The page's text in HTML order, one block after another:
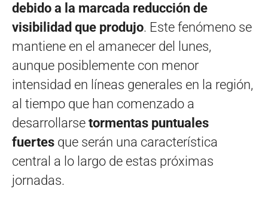
debido a la marcada reducción de
visibilidad que produjo. Este fenómeno se
mantiene en el amanecer del lunes,
aunque posiblemente con menor
intensidad en líneas generales en la región,
al tiempo que han comenzado a
desarrollarse tormentas puntuales
fuertes que serán una característica
central a lo largo de estas próximas
jornadas.